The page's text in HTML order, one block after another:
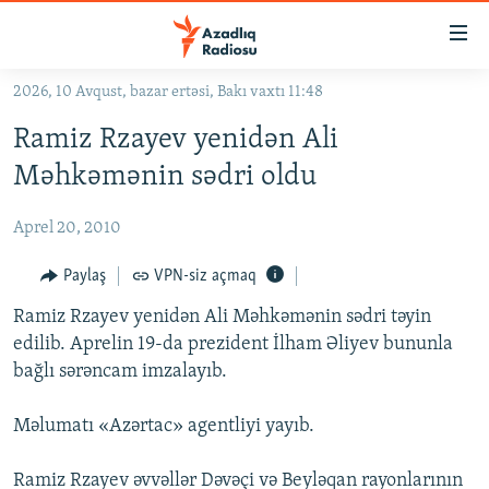
Əsas
qayıt
Əsas
qayıt
#ƏSLINDƏ
FƏRQƏ BAX
QANUNI DOĞRU
ARAŞDIRMA
VIDEO
FOTOQALEREYA
RADIO ARXIV
OXU ZALI
HAQQIMIZDA
2026, 10 Avqust, bazar ertəsi, Bakı vaxtı 11:48
Ramiz Rzayev yenidən Ali
Məhkəmənin sədri oldu
Aprel 20, 2010
Paylaş VPN-siz açmaq
Ramiz Rzayev yenidən Ali Məhkəmənin sədri təyin
edilib. Aprelin 19-da prezident İlham Əliyev bununla
bağlı sərəncam imzalayıb.
Məlumatı «Azərtac» agentliyi yayıb.
Ramiz Rzayev əvvəllər Dəvəçi və Beyləqan rayonlarının